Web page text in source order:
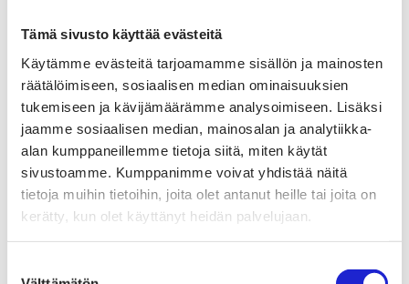
Tämä sivusto käyttää evästeitä
Käytämme evästeitä tarjoamamme sisällön ja mainosten
räätälöimiseen, sosiaalisen median ominaisuuksien
tukemiseen ja kävijämäärämme analysoimiseen. Lisäksi
jaamme sosiaalisen median, mainosalan ja analytiikka-
alan kumppaneillemme tietoja siitä, miten käytät
sivustoamme. Kumppanimme voivat yhdistää näitä
tietoja muihin tietoihin, joita olet antanut heille tai joita on
kerätty, kun olet käyttänyt heidän palvelujaan.
Vaikuttaminen
Mahdollisuuksien ala – lue vaikuttamis­viestimme
EU-vaalit 2024: Reilut pelisäännöt turvaavat
elinvoimaisen tekstiili- ja muotialan Suomessa ja
Euroopassa
Tekstiili- ja muotialasta viennin uusi kärki
Suomesta tekstiilialan kiertotalouden &
vastuullisuuden suunnannäyttäjä
Tekstiili- ja muotiala tarvitsee monipuolista
osaamista
Tekstiiliala on tärkeä osa Suomen
huoltovarmuutta